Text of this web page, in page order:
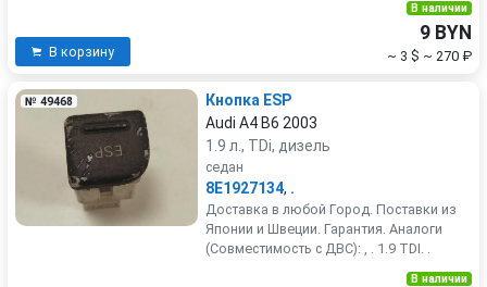
В корзину
В наличии
9 BYN
~ 3 $ ~ 270 ₽
№ 49468
Кнопка ESP
Audi A4 B6 2003
1.9 л., TDi, дизель
седан
8E1927134, .
Доставка в любой Город. Поставки из
Японии и Швеции. Гарантия. Аналоги
(Совместимость с ДВС): , . 1.9 TDI. .
В наличии